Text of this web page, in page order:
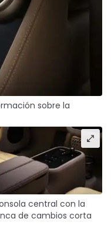
sobre la
central con la
de cambios corta